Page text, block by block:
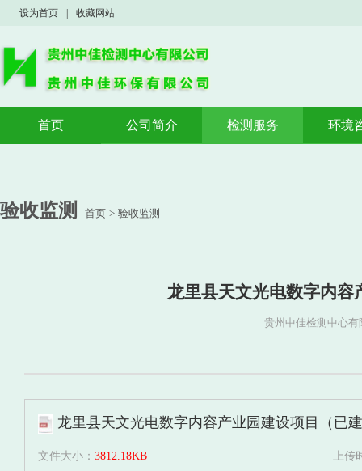
设为首页 收藏网站
首页 公司简介 检测服务 环境
验收监测 首页 > 验收监测
龙里县天文光电数字内
贵州中佳检测中心有
龙里县天文光电数字内容产业园建设项目（已
文件大小： 3812.18KB 上传